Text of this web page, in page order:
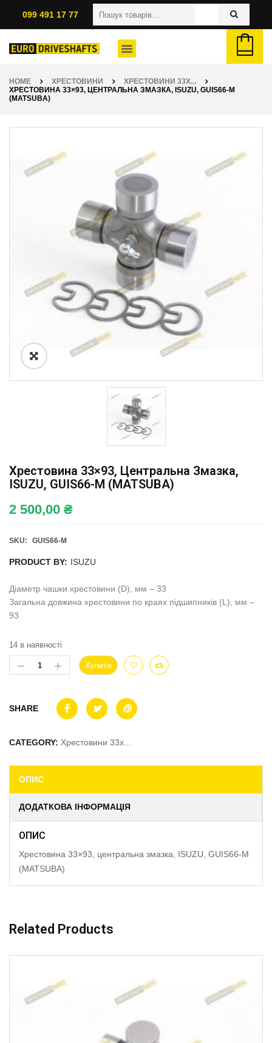
099 491 17 77
HOME ХРЕСТОВИНИ
ХРЕСТОВИНИ 33X...
ХРЕСТОВИНА 33×93, ЦЕНТРАЛЬНА ЗМАЗКА, ISUZU, GUIS66-M
(MATSUBA)
Хрестовина 33×93, Центральна Змазка,
ISUZU, GUIS66-M (MATSUBA)
2 500,00 ₴
SKU: GUIS66-M
PRODUCT BY: ISUZU
Діаметр чашки хрестовини (D), мм – 33
Загальна довжина хрестовини по краях підшипників (L), мм –
93
14 в наявності
Купити
SHARE
CATEGORY: Хрестовини 33x...
ОПИС
ДОДАТКОВА ІНФОРМАЦІЯ
ОПИС
Хрестовина 33×93, центральна змазка, ISUZU, GUIS66-M
(MATSUBA)
Related Products